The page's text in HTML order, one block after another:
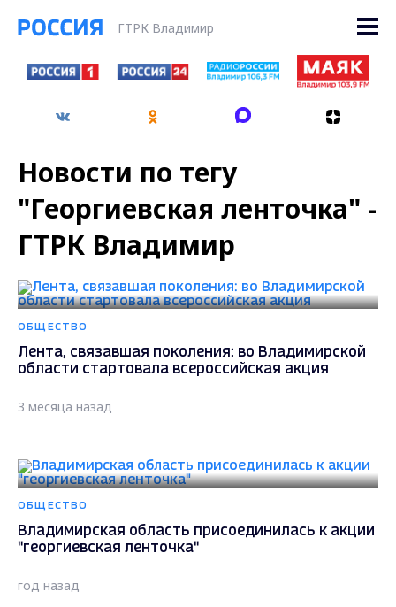
ГТРК Владимир
Новости по тегу
"Георгиевская ленточка" -
ГТРК Владимир
ОБЩЕСТВО
Лента, связавшая поколения: во Владимирской
области стартовала всероссийская акция
3 месяца назад
ОБЩЕСТВО
Владимирская область присоединилась к акции
"георгиевская ленточка"
год назад